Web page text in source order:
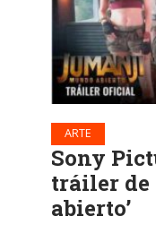
ARTE
Sony
tráiler de
abierto’